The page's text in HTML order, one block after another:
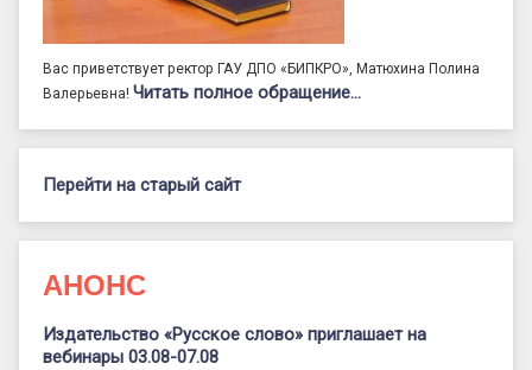
Вас приветствует ректор ГАУ ДПО «БИПКРО», Матюхина Полина
Валерьевна! Читать полное обращение…
Перейти на старый сайт
АНОНС
Издательство «Русское слово» приглашает на
вебинары 03.08-07.08